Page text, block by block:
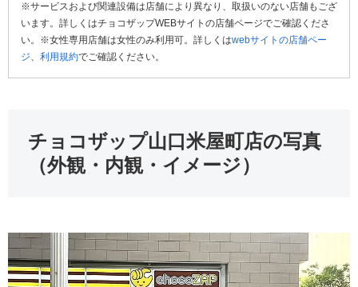
※サービスおよび関連設備は店舗により異なり、取扱いのない店舗もござ
います。詳しくはチョコザップWEBサイトの店舗ページでご確認くださ
い。※女性専用店舗は女性のみ利用可。詳しくはwebサイトの店舗ペー
ジ、 利用規約でご確認ください。
チョコザップ山口米屋町店の写真
（外観・内観・イメージ）